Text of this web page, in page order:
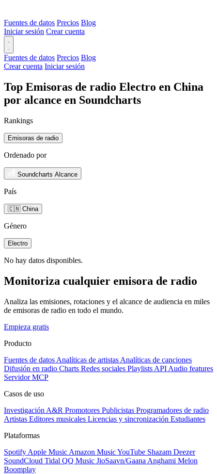
Fuentes de datos Precios Blog
Iniciar sesión Crear cuenta
Fuentes de datos Precios Blog
Crear cuenta Iniciar sesión
Top Emisoras de radio Electro en China
por alcance en Soundcharts
Rankings
Emisoras de radio
Ordenado por
Soundcharts Alcance
País
🇨🇳 China
Género
Electro
No hay datos disponibles.
Monitoriza cualquier emisora de radio
Analiza las emisiones, rotaciones y el alcance de audiencia en miles
de emisoras de radio en todo el mundo.
Empieza gratis
Producto
Fuentes de datos Analíticas de artistas Analíticas de canciones
Difusión en radio Charts Redes sociales Playlists API Audio features
Servidor MCP
Casos de uso
Investigación A&R Promotores Publicistas Programadores de radio
Artistas Editores musicales Licencias y sincronización Estudiantes
Plataformas
Spotify Apple Music Amazon MusicYouTube Shazam Deezer
SoundCloud Tidal QQ Music JioSaavn/Gaana Anghami Melon
Boomplay